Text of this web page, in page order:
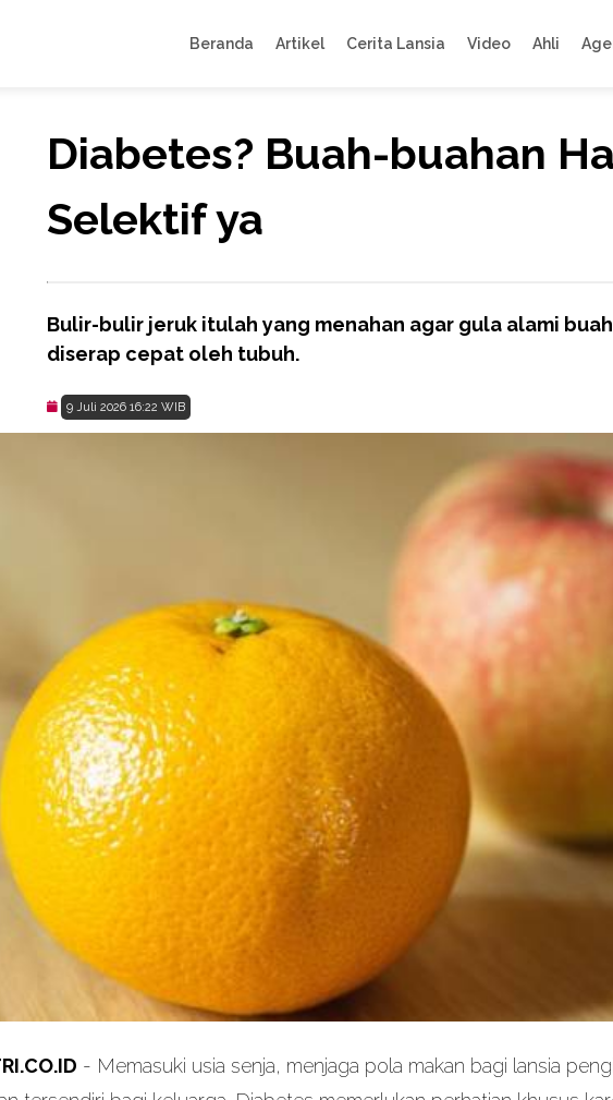
Beranda Artikel Cerita Lansia Video Ahli
Diabetes? Buah-buahan
Selektif ya
Bulir-bulir jeruk itulah yang menahan agar gula alami
diserap cepat oleh tubuh.
9 Juli 2026 16:22 WIB
- Memasuki usia senja, menjaga pola makan bagi lansia